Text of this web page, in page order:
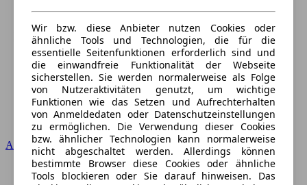
Audi
Wir bzw. diese Anbieter nutzen Cookies oder
ähnliche Tools und Technologien, die für die
essentielle Seitenfunktionen erforderlich sind und
die einwandfreie Funktionalität der Webseite
sicherstellen. Sie werden normalerweise als Folge
von Nutzeraktivitäten genutzt, um wichtige
Funktionen wie das Setzen und Aufrechterhalten
von Anmeldedaten oder Datenschutzeinstellungen
zu ermöglichen. Die Verwendung dieser Cookies
bzw. ähnlicher Technologien kann normalerweise
nicht abgeschaltet werden. Allerdings können
bestimmte Browser diese Cookies oder ähnliche
Tools blockieren oder Sie darauf hinweisen. Das